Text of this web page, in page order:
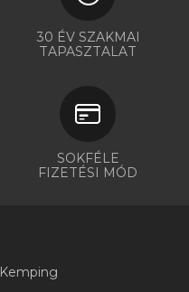
30 ÉV SZAKMAI
TAPASZTALAT
SOKFÉLE
FIZETÉSI MÓD
Kemping